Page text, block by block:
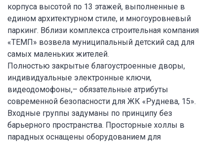
корпуса высотой по 13 этажей, выполненные в
едином архитектурном стиле, и многоуровневый
паркинг. Вблизи комплекса строительная компания
«ТЕМП» возвела муниципальный детский сад для
самых маленьких жителей.
Полностью закрытые благоустроенные дворы,
индивидуальные электронные ключи,
видеодомофоны,– обязательные атрибуты
современной безопасности для ЖК «Руднева, 15».
Входные группы задуманы по принципу без
барьерного пространства. Просторные холлы в
парадных оснащены оборудованием для